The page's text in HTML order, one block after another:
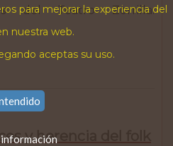
del Teatro Zorrilla.
y herencia del folk
para mejorar la experiencia del
nuestra web.
aceptas su uso.